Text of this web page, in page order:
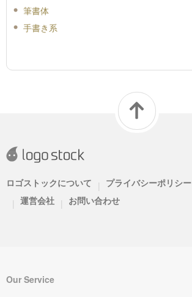
筆書体
手書き系
ロゴストックについて | プライバシーポリシー
| 運営会社 | お問い合わせ
Our Service